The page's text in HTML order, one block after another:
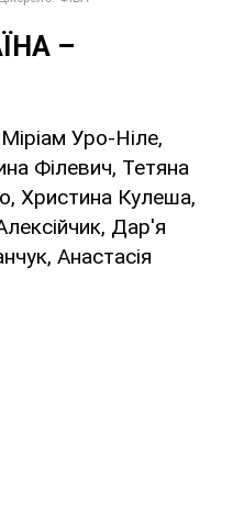
–
Уро-Ніле,
Філевич, Тетяна
Христина Кулеша,
Дар'я
Анастасія